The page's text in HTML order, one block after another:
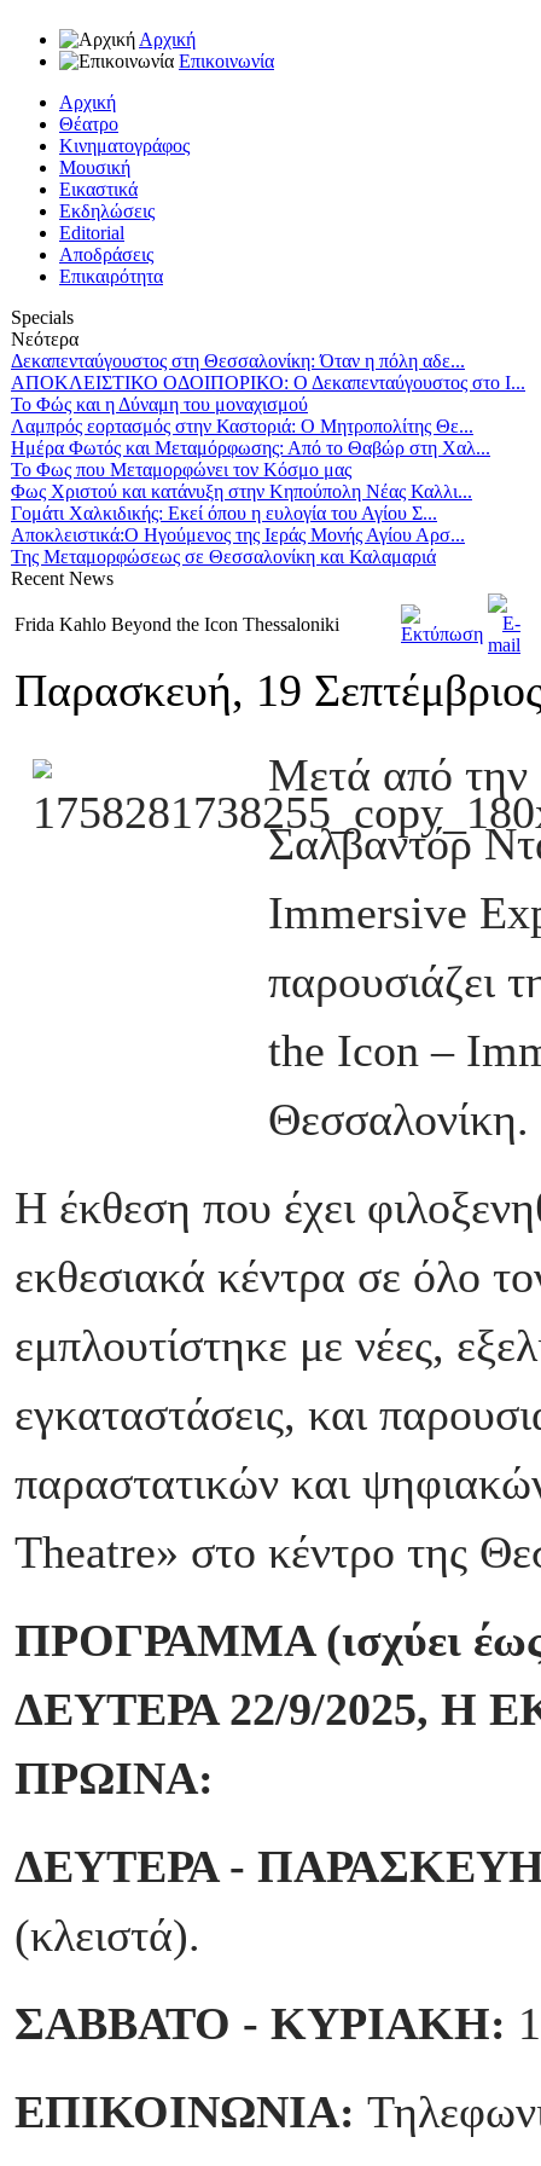
Αρχική
Επικοινωνία
Αρχική
Θέατρο
Κινηματογράφος
Μουσική
Εικαστικά
Εκδηλώσεις
Editorial
Αποδράσεις
Επικαιρότητα
Specials
Νεότερα
Δεκαπενταύγουστος στη Θεσσαλονίκη: Όταν η πόλη αδε...
ΑΠΟΚΛΕΙΣΤΙΚΟ ΟΔΟΙΠΟΡΙΚΟ: Ο Δεκαπενταύγουστος στο Ι...
Το Φώς και η Δύναμη του μοναχισμού
Λαμπρός εορτασμός στην Καστοριά: Ο Μητροπολίτης Θε...
Ημέρα Φωτός και Μεταμόρφωσης: Από το Θαβώρ στη Χαλ...
Το Φως που Μεταμορφώνει τον Κόσμο μας
Φως Χριστού και κατάνυξη στην Κηπούπολη Νέας Καλλι...
Γομάτι Χαλκιδικής: Εκεί όπου η ευλογία του Αγίου Σ...
Αποκλειστικά:Ο Ηγούμενος της Ιεράς Μονής Αγίου Αρσ...
Της Μεταμορφώσεως σε Θεσσαλονίκη και Καλαμαριά
Recent News
Frida Kahlo Beyond the Icon Thessaloniki
Παρασκευή, 19
Μετά από την
Σαλβαντόρ
Immersive
παρουσιάζει
the Icon –
Θεσσαλονίκη.
Η έκθεση που έχει
εκθεσιακά κέντρα σε όλο
εμπλουτίστηκε με νέες,
εγκαταστάσεις, και
παραστατικών και
Theatre» στο κέντρο της
ΠΡΟΓΡΑΜΜΑ (ισχύει
ΔΕΥΤΕΡΑ 22/9/2025, Η
ΠΡΩΙΝΑ:
ΔΕΥΤΕΡΑ -
(κλειστά).
ΣΑΒΒΑΤΟ - ΚΥΡΙΑΚΗ:
ΕΠΙΚΟΙΝΩΝΙΑ: